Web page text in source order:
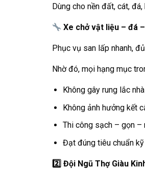
Dùng cho nền đất, cát,
Xe chở vật liệu – đá
Phục vụ san lấp nhanh,
Nhờ đó, mọi hạng mục
Không gây rung lắc
Không ảnh hưởng kết
Thi công sạch – gọn –
Đạt đúng tiêu chuẩn
2️ Đội Ngũ Thợ Giàu